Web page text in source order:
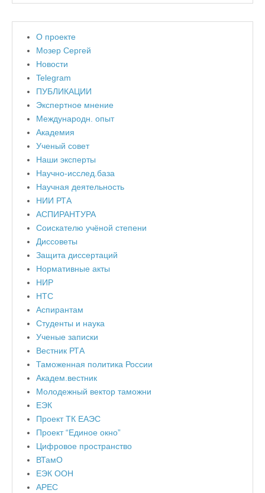
О проекте
Мозер Сергей
Новости
Telegram
ПУБЛИКАЦИИ
Экспертное мнение
Международн. опыт
Академия
Ученый совет
Наши эксперты
Научно-исслед.база
Научная деятельность
НИИ РТА
АСПИРАНТУРА
Соискателю учёной степени
Диссоветы
Защита диссертаций
Нормативные акты
НИР
НТС
Аспирантам
Студенты и наука
Ученые записки
Вестник РТА
Таможенная политика России
Академ.вестник
Молодежный вектор таможни
ЕЭК
Проект ТК ЕАЭС
Проект “Единое окно”
Цифровое пространство
ВТамО
ЕЭК ООН
APEC